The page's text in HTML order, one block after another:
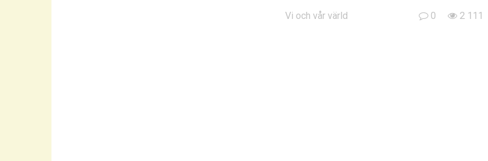
Vi och vår värld 0 2 111